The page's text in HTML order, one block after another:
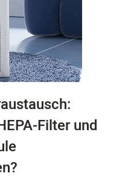
Filter und